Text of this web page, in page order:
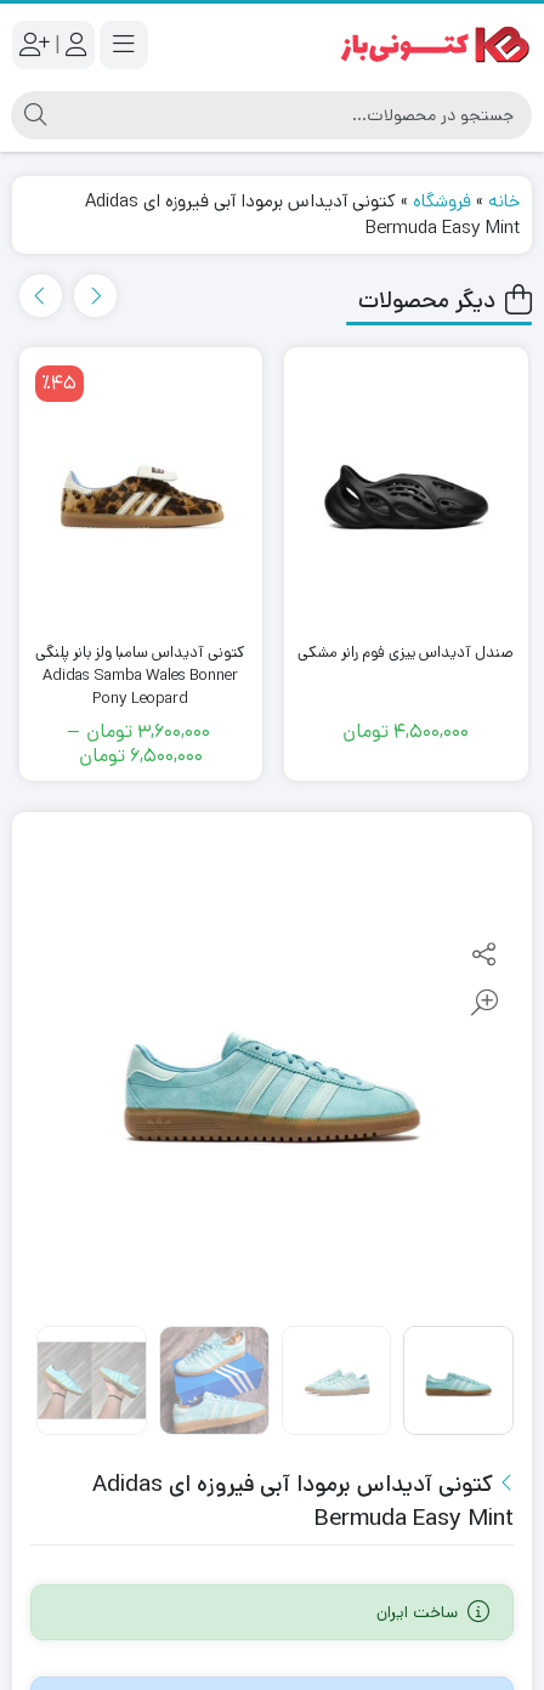
|
خانه »فروشگاه »
کتونى آدیداس برمودا آبی فیروزه ای Adidas
Bermuda Easy Mint
دیگر محصولات
صندل آدیداس ییزی فوم رانر مشکی
4,500,000 تومان
٪45
کتونى آدیداس سامبا ولز بانر پلنگی
Adidas Samba Wales Bonner
Pony Leopard
3,600,000 تومان –
6,500,000 تومان
کتونى آدیداس برمودا آبی فیروزه ای Adidas
Bermuda Easy Mint
ساخت ایران